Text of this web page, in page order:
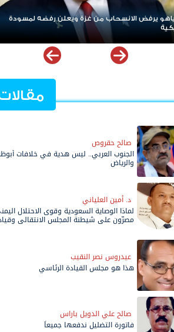
لمسودة
ردا على «خروقات» حزب الله..
لبنان
صالح حقروص
الجنوب العربي.. ليس هدية في خلافات
والرياض
د. أمين العلياني
لماذا الوصاية السعودية وقوى الاحتلال
مصرّون على شيطنة المجلس الانتقالي
عيدروس نصر النقيب
هذا هو مجلس القيادة الرئاسي
صالح علي الدويل باراس
فاتورة التضليل ندفعها جميعاً